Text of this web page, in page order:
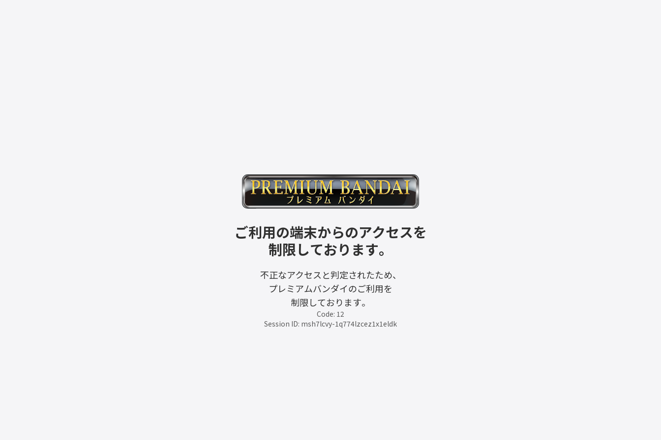
ご利用の端末からのアクセスを
制限しております。
不正なアクセスと判定されたため、
プレミアムバンダイのご利用を
制限しております。
Code: 12
Session ID: msh7lcvy-1q774lzcez1x1eldk